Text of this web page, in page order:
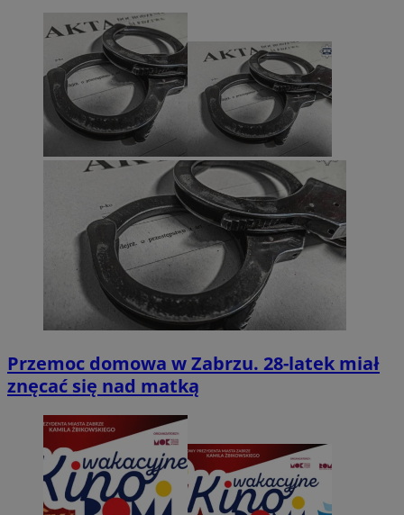
Przemoc domowa w Zabrzu. 28-latek miał
znęcać się nad matką